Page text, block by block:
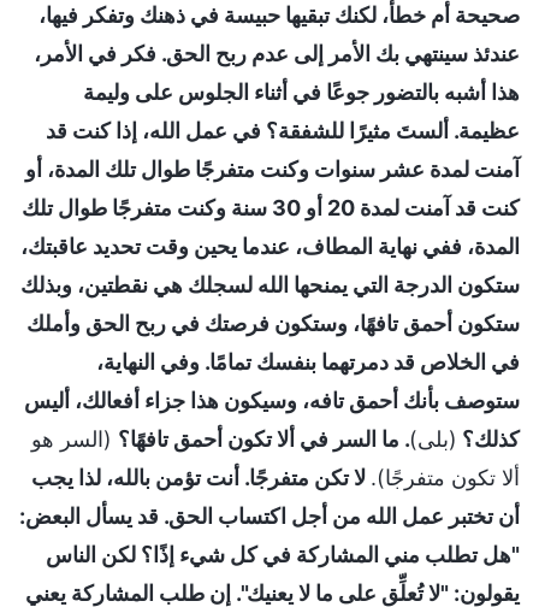
صحيحة أم خطأ، لكنك تبقيها حبيسة في ذهنك وتفكر فيها،
عندئذ سينتهي بك الأمر إلى عدم ربح الحق. فكر في الأمر،
هذا أشبه بالتضور جوعًا في أثناء الجلوس على وليمة
عظيمة. ألستَ مثيرًا للشفقة؟ في عمل الله، إذا كنت قد
آمنت لمدة عشر سنوات وكنت متفرجًا طوال تلك المدة، أو
كنت قد آمنت لمدة 20 أو 30 سنة وكنت متفرجًا طوال تلك
المدة، ففي نهاية المطاف، عندما يحين وقت تحديد عاقبتك،
ستكون الدرجة التي يمنحها الله لسجلك هي نقطتين، وبذلك
ستكون أحمق تافهًا، وستكون فرصتك في ربح الحق وأملك
في الخلاص قد دمرتهما بنفسك تمامًا. وفي النهاية،
ستوصف بأنك أحمق تافه، وسيكون هذا جزاء أفعالك، أليس
كذلك؟ (بلى). ما السر في ألا تكون أحمق تافهًا؟ (السر هو
ألا تكون متفرجًا). لا تكن متفرجًا. أنت تؤمن بالله، لذا يجب
أن تختبر عمل الله من أجل اكتساب الحق. قد يسأل البعض:
"هل تطلب مني المشاركة في كل شيء إذًا؟ لكن الناس
يقولون: "لا تُعلِّق على ما لا يعنيك". إن طلب المشاركة يعني